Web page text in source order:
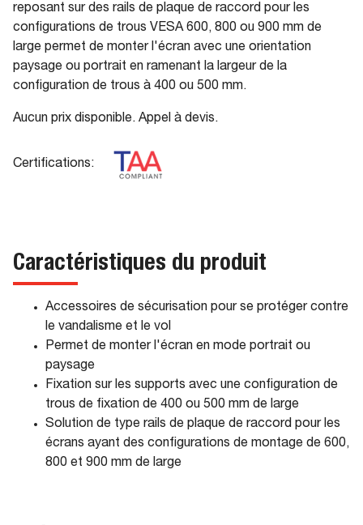
reposant sur des rails de plaque de raccord pour les
configurations de trous VESA 600, 800 ou 900 mm de
large permet de monter l'écran avec une orientation
paysage ou portrait en ramenant la largeur de la
configuration de trous à 400 ou 500 mm.
Aucun prix disponible. Appel à devis.
Certifications:
Caractéristiques du produit
Accessoires de sécurisation pour se protéger contre
le vandalisme et le vol
Permet de monter l'écran en mode portrait ou
paysage
Fixation sur les supports avec une configuration de
trous de fixation de 400 ou 500 mm de large
Solution de type rails de plaque de raccord pour les
écrans ayant des configurations de montage de 600,
800 et 900 mm de large